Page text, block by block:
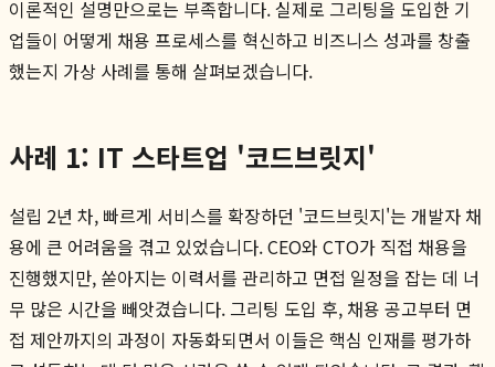
이론적인 설명만으로는 부족합니다. 실제로 그리팅을 도입한 기
업들이 어떻게 채용 프로세스를 혁신하고 비즈니스 성과를 창출
했는지 가상 사례를 통해 살펴보겠습니다.
사례 1: IT 스타트업 '코드브릿지'
설립 2년 차, 빠르게 서비스를 확장하던 '코드브릿지'는 개발자 채
용에 큰 어려움을 겪고 있었습니다. CEO와 CTO가 직접 채용을
진행했지만, 쏟아지는 이력서를 관리하고 면접 일정을 잡는 데 너
무 많은 시간을 빼앗겼습니다. 그리팅 도입 후, 채용 공고부터 면
접 제안까지의 과정이 자동화되면서 이들은 핵심 인재를 평가하